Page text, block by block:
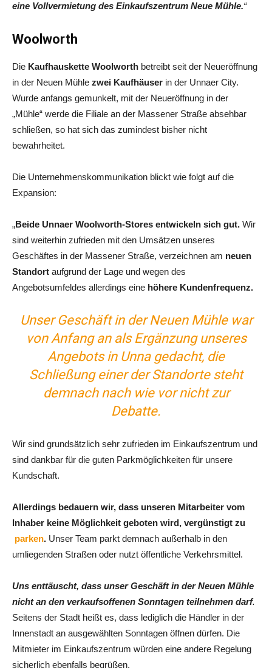
eine Vollvermietung des Einkaufszentrum Neue Mühle.“
Woolworth
Die Kaufhauskette Woolworth betreibt seit der Neueröffnung
in der Neuen Mühle zwei Kaufhäuser in der Unnaer City.
Wurde anfangs gemunkelt, mit der Neueröffnung in der
„Mühle“ werde die Filiale an der Massener Straße absehbar
schließen, so hat sich das zumindest bisher nicht
bewahrheitet.
Die Unternehmenskommunikation blickt wie folgt auf die
Expansion:
„Beide Unnaer Woolworth-Stores entwickeln sich gut. Wir
sind weiterhin zufrieden mit den Umsätzen unseres
Geschäftes in der Massener Straße, verzeichnen am neuen
Standort aufgrund der Lage und wegen des
Angebotsumfeldes allerdings eine höhere Kundenfrequenz.
Unser Geschäft in der Neuen Mühle war
von Anfang an als Ergänzung unseres
Angebots in Unna gedacht, die
Schließung einer der Standorte steht
demnach nach wie vor nicht zur
Debatte.
Wir sind grundsätzlich sehr zufrieden im Einkaufszentrum und
sind dankbar für die guten Parkmöglichkeiten für unsere
Kundschaft.
Allerdings bedauern wir, dass unseren Mitarbeiter vom
Inhaber keine Möglichkeit geboten wird, vergünstigt zu
parken. Unser Team parkt demnach außerhalb in den
umliegenden Straßen oder nutzt öffentliche Verkehrsmittel.
Uns enttäuscht, dass unser Geschäft in der Neuen Mühle
nicht an den verkaufsoffenen Sonntagen teilnehmen darf.
Seitens der Stadt heißt es, dass lediglich die Händler in der
Innenstadt an ausgewählten Sonntagen öffnen dürfen. Die
Mitmieter im Einkaufszentrum würden eine andere Regelung
sicherlich ebenfalls begrüßen.